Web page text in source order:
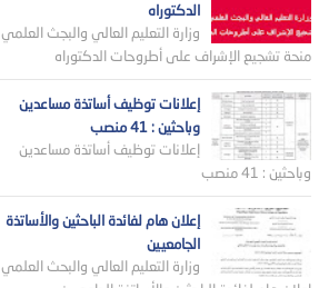
الدكتوراه
وزارة التعليم العالي والبجث العلمي
منحة تشجيع الإشراف على أطروحات الدكتوراه
إعلانات توظيف أساتذة مساعدين
وباحثين : 41 منصب
إعلانات توظيف أساتذة مساعدين
وباحثين : 41 منصب
إعلان هام لفائدة الباحثين والأساتذة
الجامعيين
وزارة التعليم العالي والبحث العلمي